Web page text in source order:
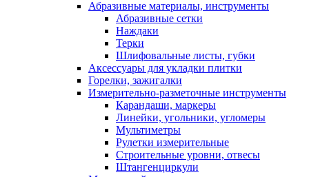
Абразивные материалы, инструменты
Абразивные сетки
Наждаки
Терки
Шлифовальные листы, губки
Аксессуары для укладки плитки
Горелки, зажигалки
Измерительно-разметочные инструменты
Карандаши, маркеры
Линейки, угольники, угломеры
Мультиметры
Рулетки измерительные
Строительные уровни, отвесы
Штангенциркули